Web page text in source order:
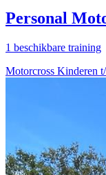
Personal
1 beschikbare training
Motorcross Kinderen